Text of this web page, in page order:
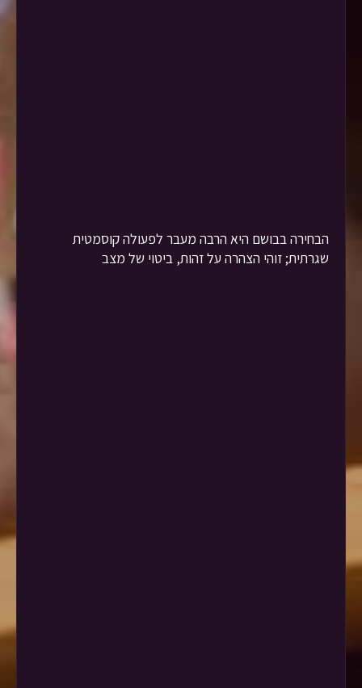
הבחירה בבושם היא הרבה מעבר לפעולה קוסמטית
שגרתית; זוהי הצהרה על זהות, ביטוי של מצב